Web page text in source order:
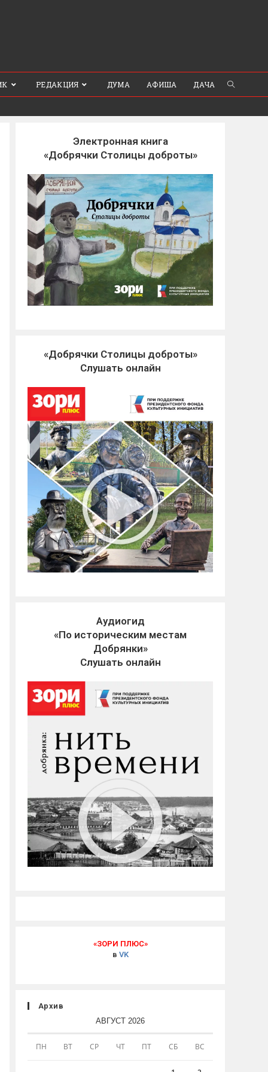
РЕДАКЦИЯ ДУМА АФИША ДАЧА
Электронная книга
«Добрячки Столицы доброты»
«Добрячки Столицы доброты»
Слушать онлайн
Аудиогид
«По историческим местам
Добрянки»
Слушать онлайн
«ЗОРИ ПЛЮС»
в VK
Архив
АВГУСТ 2026
ПН ВТ СР ЧТ ПТ СБ ВС